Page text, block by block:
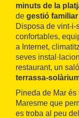
minuts de la
de gestió familiar
Disposa de vint-
confortables,
a Internet,
seves
restaurant, un
terrassa-
Pineda de Mar és
Maresme que
es troba al peu del